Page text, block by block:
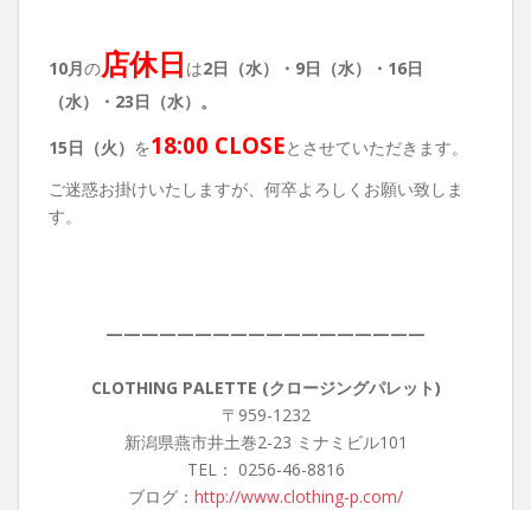
10月の店休日 は2日（水）・9日（水）・16日
（水）・23日（水）。
15日（火） を18:00 CLOSEとさせていただきます。
ご迷惑お掛けいたしますが、何卒よろしくお願い致しま
す。
——————————————————
CLOTHING PALETTE (クロージングパレット)
〒959-1232
新潟県燕市井土巻2-23 ミナミビル101
TEL： 0256-46-8816
ブログ： http://www.clothing-p.com/